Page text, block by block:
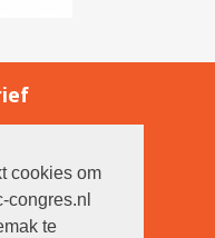
cookies om
congres.nl
te